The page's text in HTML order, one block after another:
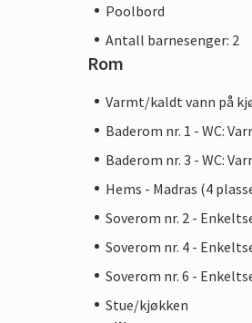
Poolbord
Antall barnesenger: 2
Rom
Varmt/kaldt vann på
Baderom nr. 1 - WC:
Baderom nr. 3 - WC:
Hems - Madras (4
Soverom nr. 2 -
Soverom nr. 4 -
Soverom nr. 6 -
Stue/kjøkken